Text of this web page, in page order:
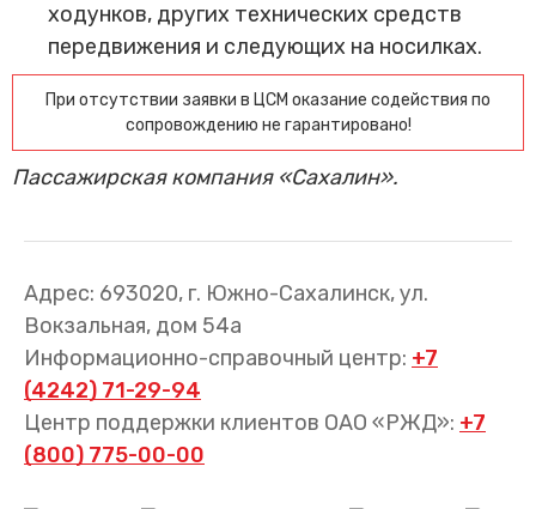
ходунков, других технических средств
передвижения и следующих на носилках.
При отсутствии заявки в ЦСМ оказание содействия по
сопровождению не гарантировано!
Пассажирская компания «Сахалин».
Адрес: 693020, г. Южно-Сахалинск, ул.
Вокзальная, дом 54а
Информационно-справочный центр: +7
(4242) 71-29-94
Центр поддержки клиентов ОАО «РЖД»: +7
(800) 775-00-00